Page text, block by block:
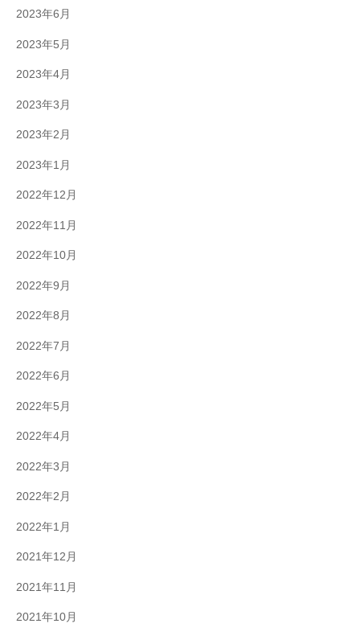
2023年6月
2023年5月
2023年4月
2023年3月
2023年2月
2023年1月
2022年12月
2022年11月
2022年10月
2022年9月
2022年8月
2022年7月
2022年6月
2022年5月
2022年4月
2022年3月
2022年2月
2022年1月
2021年12月
2021年11月
2021年10月